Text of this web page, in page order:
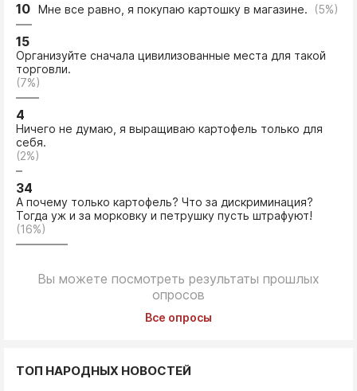
10 Мне все равно, я покупаю картошку в магазине. (5%)
15
Организуйте сначала цивилизованные места для такой
торговли.
(7%)
4
Ничего не думаю, я выращиваю картофель только для
себя.
(2%)
34
А почему только картофель? Что за дискриминация?
Тогда уж и за морковку и петрушку пусть штрафуют!
(16%)
Вы можете посмотреть результаты прошлых
опросов
Все опросы
ТОП НАРОДНЫХ НОВОСТЕЙ